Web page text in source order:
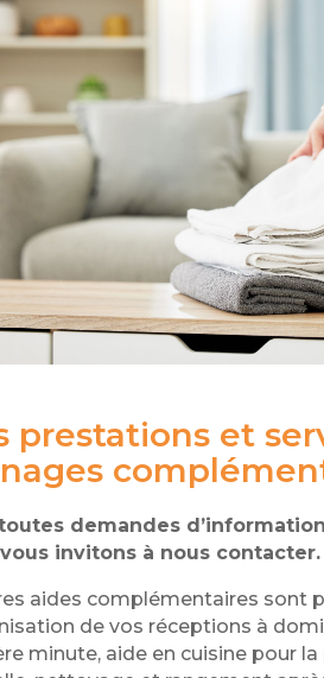
prestations et
demandes
invitons à nous contacter.
aides complémentaires sont
de vos réceptions à
minute, aide en cuisine pour